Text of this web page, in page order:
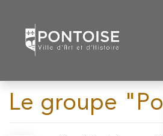
Skip to menu
Pontoise | Ville d'art et d'histoire
Le groupe